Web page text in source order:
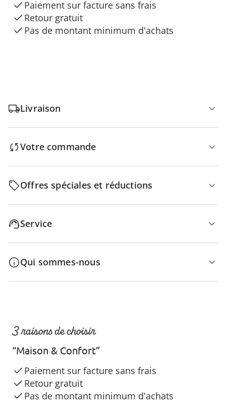
Paiement sur facture sans frais
Retour gratuit
Pas de montant minimum d'achats
Livraison
Votre commande
Offres spéciales et réductions
Service
Qui sommes-nous
3 raisons de choisir
“Maison & Confort”
Paiement sur facture sans frais
Retour gratuit
Pas de montant minimum d'achats